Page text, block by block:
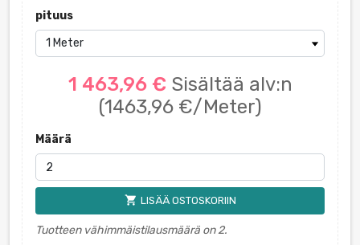
pituus
1 463,96 € Sisältää alv:n
(1463,96 €/Meter)
Määrä
shopping_cart LISÄÄ OSTOSKORIIN
Tuotteen vähimmäistilausmäärä on 2.